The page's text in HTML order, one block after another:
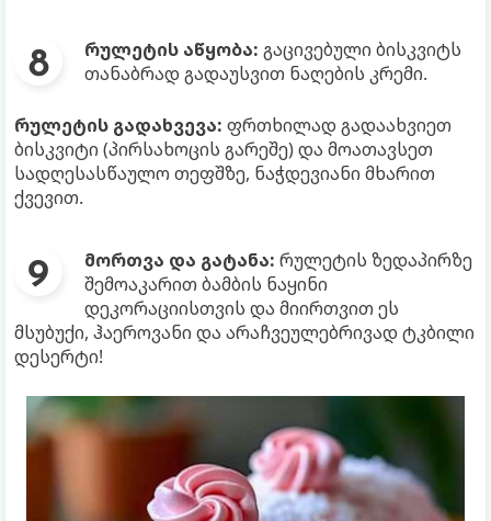
რულეტის აწყობა: გაცივებული ბისკვიტს
თანაბრად გადაუსვით ნაღების კრემი.
რულეტის გადახვევა: ფრთხილად გადაახვიეთ
ბისკვიტი (პირსახოცის გარეშე) და მოათავსეთ
სადღესასწაულო თეფშზე, ნაჭდევიანი მხარით
ქვევით.
მორთვა და გატანა: რულეტის ზედაპირზე
შემოაკარით ბამბის ნაყინი
დეკორაციისთვის და მიირთვით ეს
მსუბუქი, ჰაეროვანი და არაჩვეულებრივად ტკბილი
დესერტი!